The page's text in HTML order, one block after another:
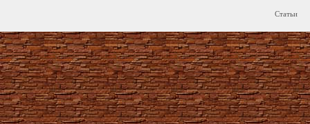
Статьи